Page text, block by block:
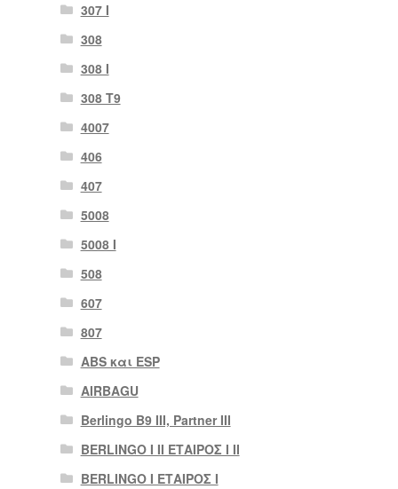
307 Ι
308
308 Ι
308 Τ9
4007
406
407
5008
5008 Ι
508
607
807
ABS και ESP
AIRBAGU
Berlingo B9 III, Partner III
BERLINGO I II ΕΤΑΙΡΟΣ I II
BERLINGO I ΕΤΑΙΡΟΣ Ι